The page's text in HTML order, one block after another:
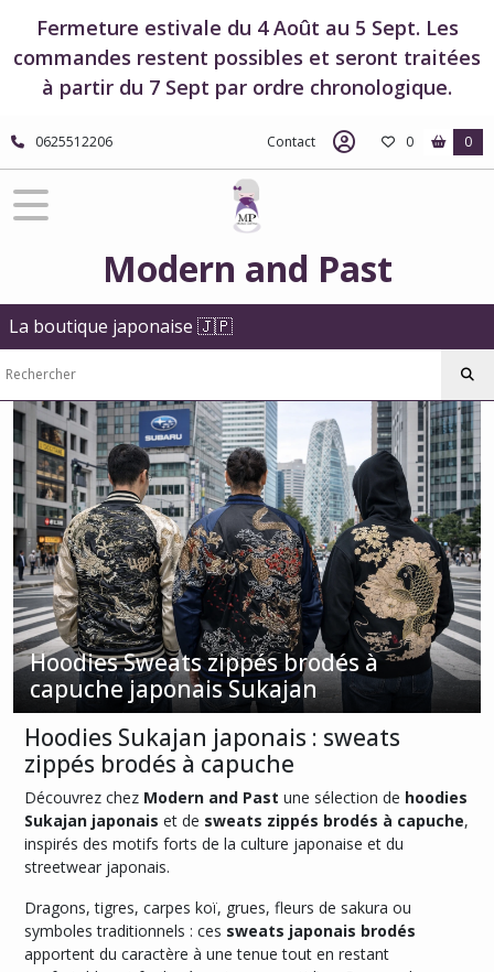
Fermeture estivale du 4 Août au 5 Sept. Les
commandes restent possibles et seront traitées
à partir du 7 Sept par ordre chronologique.
0625512206 Contact 0 0
Modern and Past
La boutique japonaise 🇯🇵
Hoodies Sweats zippés brodés à
capuche japonais Sukajan
Hoodies Sukajan japonais : sweats
zippés brodés à capuche
Découvrez chez Modern and Past une sélection de hoodies
Sukajan japonais et de sweats zippés brodés à capuche,
inspirés des motifs forts de la culture japonaise et du
streetwear japonais.
Dragons, tigres, carpes koï, grues, fleurs de sakura ou
symboles traditionnels : ces sweats japonais brodés
apportent du caractère à une tenue tout en restant
Fermer
FILTRES
Tous
Style
Sukajan
Sweats
zippés
brodés
capuche
japonais
Sukajan
(12)
T-
shirts
brodés
japonais
Sukajan
(9)
Casquette
brodée
–
Style
Sukajan
authentique
(2)
Bérets
japonais